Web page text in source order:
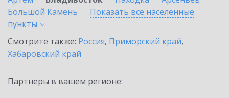
Большой Камень
Показать все населенные
пункты
Смотрите также: Россия, Приморский край,
Хабаровский край
Партнеры в вашем регионе: